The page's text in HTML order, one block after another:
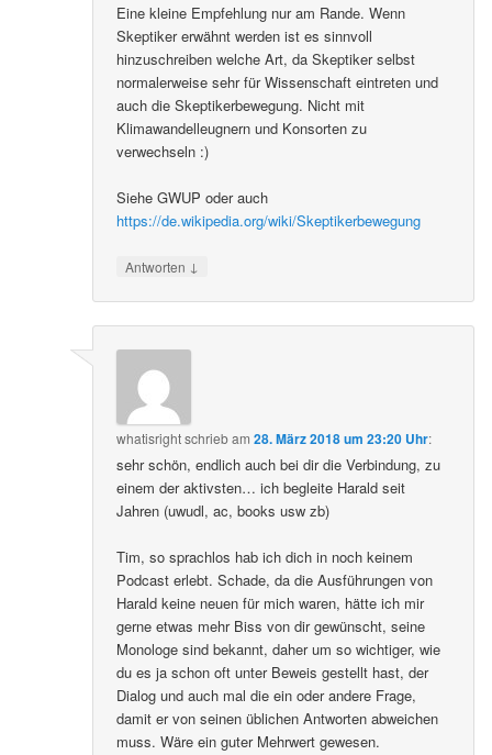
Eine kleine Empfehlung nur am Rande. Wenn
Skeptiker erwähnt werden ist es sinnvoll
hinzuschreiben welche Art, da Skeptiker selbst
normalerweise sehr für Wissenschaft eintreten und
auch die Skeptikerbewegung. Nicht mit
Klimawandelleugnern und Konsorten zu
verwechseln :)
Siehe GWUP oder auch
https://de.wikipedia.org/wiki/Skeptikerbewegung
Antworten ↓
whatisrightschriebam28. März 2018 um 23:20 Uhr:
sehr schön, endlich auch bei dir die Verbindung, zu
einem der aktivsten… ich begleite Harald seit
Jahren (uwudl, ac, books usw zb)
Tim, so sprachlos hab ich dich in noch keinem
Podcast erlebt. Schade, da die Ausführungen von
Harald keine neuen für mich waren, hätte ich mir
gerne etwas mehr Biss von dir gewünscht, seine
Monologe sind bekannt, daher um so wichtiger, wie
du es ja schon oft unter Beweis gestellt hast, der
Dialog und auch mal die ein oder andere Frage,
damit er von seinen üblichen Antworten abweichen
muss. Wäre ein guter Mehrwert gewesen.